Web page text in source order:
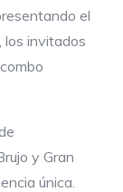
el
los invitados
y Gran
única.